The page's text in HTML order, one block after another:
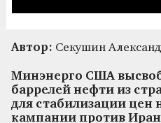
Автор: Секушин
Минэнерго США
баррелей нефти из
для стабилизации цен
кампании против